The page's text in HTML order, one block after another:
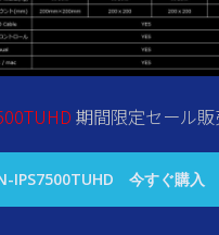
期間限定セール販
IPS7500TUHD 今すぐ購入